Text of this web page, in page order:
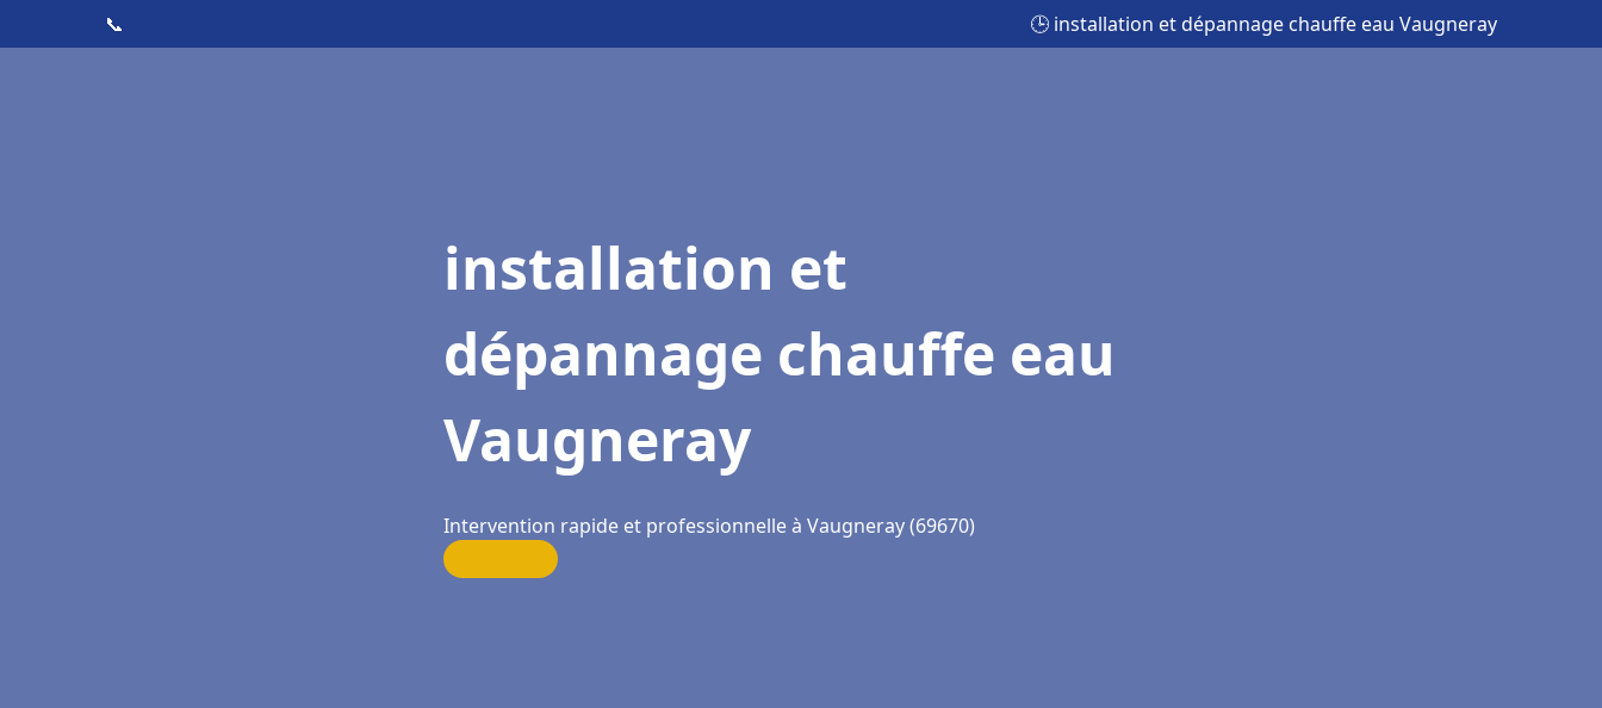
📞 🕒 installation et dépannage chauffe eau Vaugneray
installation et
dépannage chauffe eau
Vaugneray
Intervention rapide et professionnelle à Vaugneray (69670)